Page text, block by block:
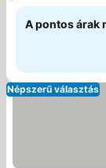
A pontos árak
Népszerű választás